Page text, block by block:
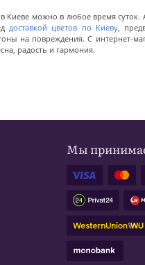
Киеве можно в любое время суток.
доставкой цветов по Киеву,
на повреждения. С интернет-
радость и гармония.
Мы